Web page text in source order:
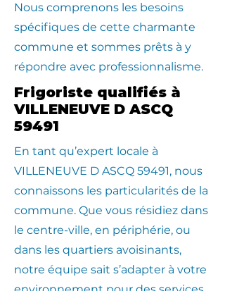
Nous comprenons les besoins
spécifiques de cette charmante
commune et sommes prêts à y
répondre avec professionnalisme.
Frigoriste qualifiés à
VILLENEUVE D ASCQ
59491
En tant qu’expert locale à
VILLENEUVE D ASCQ 59491, nous
connaissons les particularités de la
commune. Que vous résidiez dans
le centre-ville, en périphérie, ou
dans les quartiers avoisinants,
notre équipe sait s’adapter à votre